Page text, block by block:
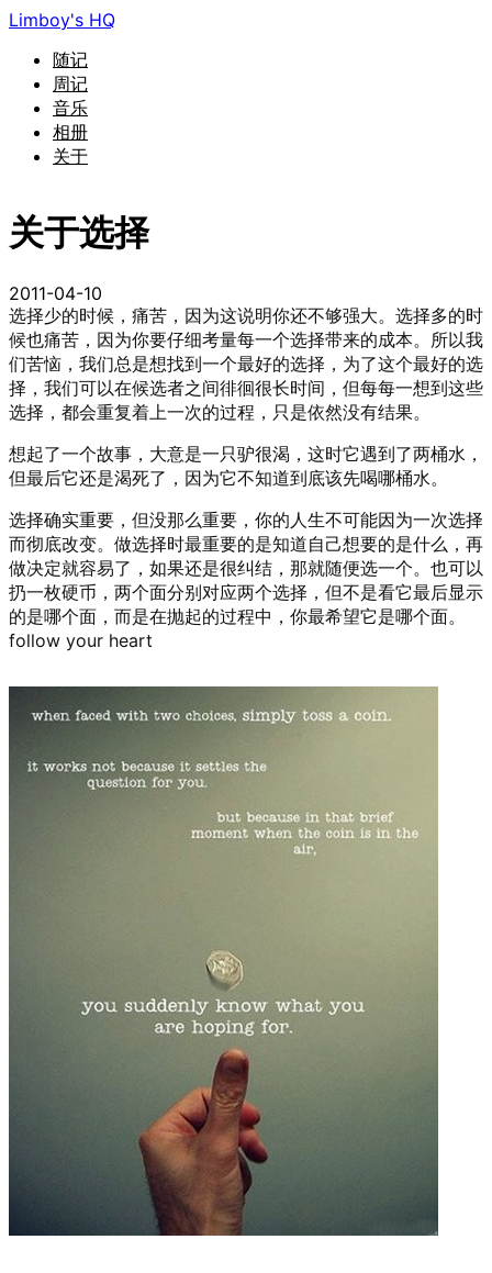
Limboy's HQ
随记
周记
音乐
相册
关于
关于选择
2011-04-10
选择少的时候，痛苦，因为这说明你还不够强大。选择多的时
候也痛苦，因为你要仔细考量每一个选择带来的成本。所以我
们苦恼，我们总是想找到一个最好的选择，为了这个最好的选
择，我们可以在候选者之间徘徊很长时间，但每每一想到这些
选择，都会重复着上一次的过程，只是依然没有结果。
想起了一个故事，大意是一只驴很渴，这时它遇到了两桶水，
但最后它还是渴死了，因为它不知道到底该先喝哪桶水。
选择确实重要，但没那么重要，你的人生不可能因为一次选择
而彻底改变。做选择时最重要的是知道自己想要的是什么，再
做决定就容易了，如果还是很纠结，那就随便选一个。也可以
扔一枚硬币，两个面分别对应两个选择，但不是看它最后显示
的是哪个面，而是在抛起的过程中，你最希望它是哪个面。
follow your heart